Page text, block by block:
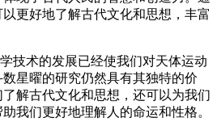
更好地了解古代文化和思想，丰富
术的发展已经使我们对天体运动
星曜的研究仍然具有其独特的价
解古代文化和思想，还可以为我们
我们更好地理解人的命运和性格。